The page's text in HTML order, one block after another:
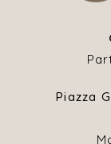
Piazza